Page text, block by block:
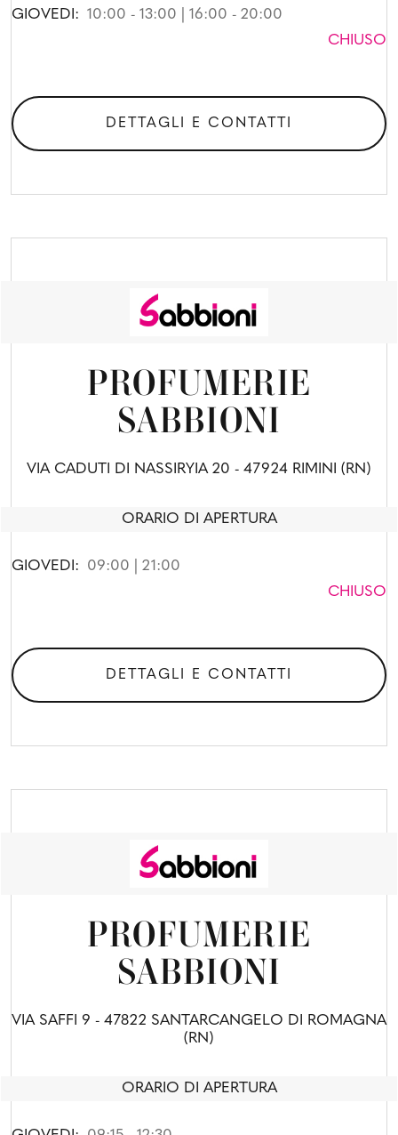
GIOVEDI: 10:00 - 13:00 | 16:00 - 20:00
CHIUSO
DETTAGLI E CONTATTI
PROFUMERIE
SABBIONI
VIA CADUTI DI NASSIRYIA 20 - 47924 RIMINI (RN)
ORARIO DI APERTURA
GIOVEDI:
09:00 | 21:00
CHIUSO
DETTAGLI E CONTATTI
PROFUMERIE
SABBIONI
VIA SAFFI 9 - 47822 SANTARCANGELO DI ROMAGNA
(RN)
ORARIO DI APERTURA